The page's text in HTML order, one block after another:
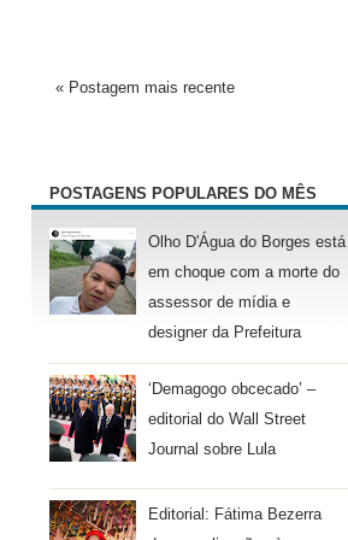
« Postagem mais recente
POSTAGENS POPULARES DO MÊS
Olho D'Água do Borges está
em choque com a morte do
assessor de mídia e
designer da Prefeitura
‘Demagogo obcecado’ –
editorial do Wall Street
Journal sobre Lula
Editorial: Fátima Bezerra